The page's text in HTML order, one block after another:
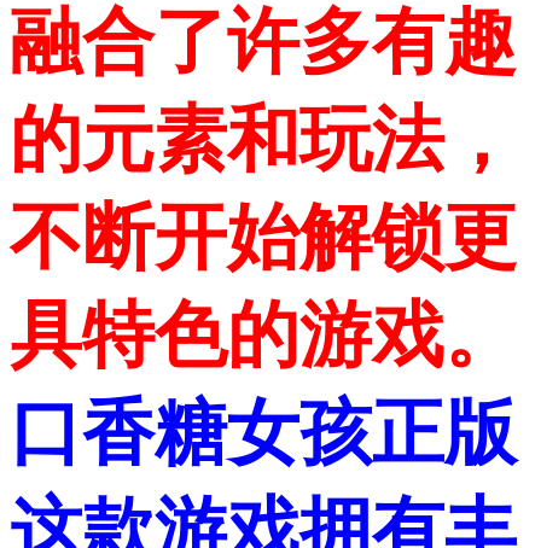
融合了许多有趣
的元素和玩法，
不断开始解锁更
具特色的游戏。
口香糖女孩正版
这款游戏拥有丰